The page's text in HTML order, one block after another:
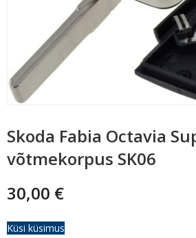
Skoda Fabia Octavia
võtmekorpus SK06
30,00 €
Küsi küsimus